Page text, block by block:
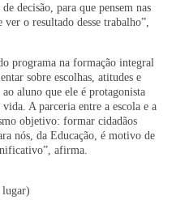
decisão, para que pensem nas
o resultado desse trabalho”,
programa na formação integral
sobre escolhas, atitudes e
aluno que ele é protagonista
A parceria entre a escola e a
objetivo: formar cidadãos
nós, da Educação, é motivo de
afirma.